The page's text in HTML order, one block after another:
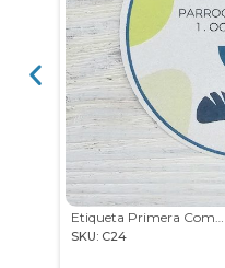
SKU: C24